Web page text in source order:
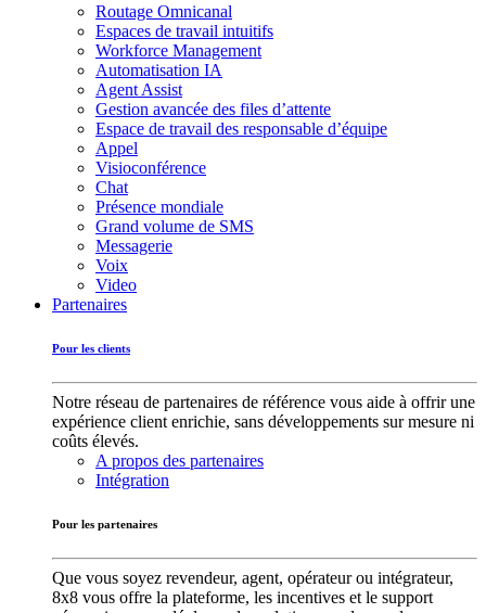
Routage Omnicanal
Espaces de travail intuitifs
Workforce Management
Automatisation IA
Agent Assist
Gestion avancée des files d’attente
Espace de travail des responsable d’équipe
Appel
Visioconférence
Chat
Présence mondiale
Grand volume de SMS
Messagerie
Voix
Video
Partenaires
Pour les clients
Notre réseau de partenaires de référence vous aide à offrir une
expérience client enrichie, sans développements sur mesure ni
coûts élevés.
A propos des partenaires
Intégration
Pour les partenaires
Que vous soyez revendeur, agent, opérateur ou intégrateur,
8x8 vous offre la plateforme, les incentives et le support